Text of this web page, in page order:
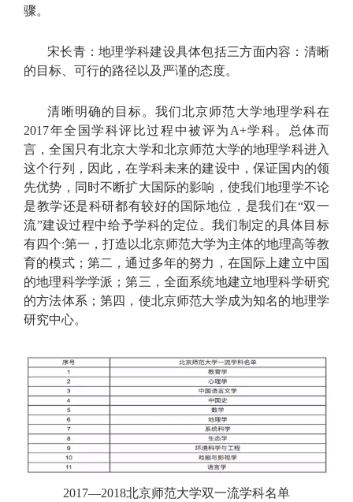
骤。
宋长青：地理学科建设具体包括三方面内容：清晰
的目标、可行的路径以及严谨的态度。
清晰明确的目标。我们北京师范大学地理学科在
2017年全国学科评比过程中被评为A+学科。总体而
言，全国只有北京大学和北京师范大学的地理学科进入
这个行列，因此，在学科未来的建设中，保证国内的领
先优势，同时不断扩大国际的影响，使我们地理学不论
是教学还是科研都有较好的国际地位，是我们在“双一
流”建设过程中给予学科的定位。我们制定的具体目标
有四个:第一，打造以北京师范大学为主体的地理高等教
育的模式；第二，通过多年的努力，在国际上建立中国
的地理科学学派；第三，全面系统地建立地理科学研究
的方法体系；第四，使北京师范大学成为知名的地理学
研究中心。
2017—2018北京师范大学双一流学科名单